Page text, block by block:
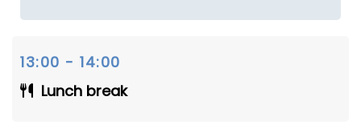
13:00 - 14:00
Lunch break